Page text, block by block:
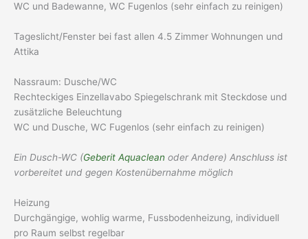
WC und Badewanne, WC Fugenlos (sehr einfach zu reinigen)
Tageslicht/Fenster bei fast allen 4.5 Zimmer Wohnungen und
Attika
Nassraum: Dusche/WC
Rechteckiges Einzellavabo Spiegelschrank mit Steckdose und
zusätzliche Beleuchtung
WC und Dusche, WC Fugenlos (sehr einfach zu reinigen)
Ein Dusch-WC (Geberit Aquaclean oder Andere) Anschluss ist
vorbereitet und gegen Kostenübernahme möglich
Heizung
Durchgängige, wohlig warme, Fussbodenheizung, individuell
pro Raum selbst regelbar